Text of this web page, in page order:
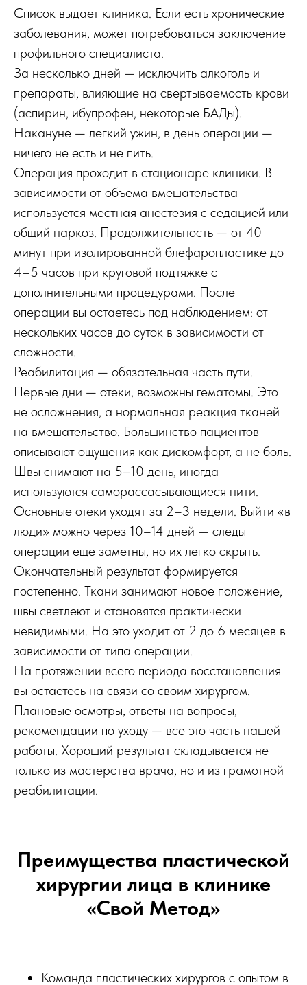
Список выдает клиника. Если есть хронические
заболевания, может потребоваться заключение
профильного специалиста.
За несколько дней — исключить алкоголь и
препараты, влияющие на свертываемость крови
(аспирин, ибупрофен, некоторые БАДы).
Накануне — легкий ужин, в день операции —
ничего не есть и не пить.
Операция проходит в стационаре клиники. В
зависимости от объема вмешательства
используется местная анестезия с седацией или
общий наркоз. Продолжительность — от 40
минут при изолированной блефаропластике до
4–5 часов при круговой подтяжке с
дополнительными процедурами. После
операции вы остаетесь под наблюдением: от
нескольких часов до суток в зависимости от
сложности.
Реабилитация — обязательная часть пути.
Первые дни — отеки, возможны гематомы. Это
не осложнения, а нормальная реакция тканей
на вмешательство. Большинство пациентов
описывают ощущения как дискомфорт, а не боль.
Швы снимают на 5–10 день, иногда
используются саморассасывающиеся нити.
Основные отеки уходят за 2–3 недели. Выйти «в
люди» можно через 10–14 дней — следы
операции еще заметны, но их легко скрыть.
Окончательный результат формируется
постепенно. Ткани занимают новое положение,
швы светлеют и становятся практически
невидимыми. На это уходит от 2 до 6 месяцев в
зависимости от типа операции.
На протяжении всего периода восстановления
вы остаетесь на связи со своим хирургом.
Плановые осмотры, ответы на вопросы,
рекомендации по уходу — все это часть нашей
работы. Хороший результат складывается не
только из мастерства врача, но и из грамотной
реабилитации.
Преимущества пластической
хирургии лица в клинике
«Свой Метод»
Команда пластических хирургов с опытом в